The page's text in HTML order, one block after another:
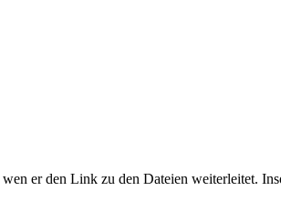
er den Link zu den Dateien weiterleitet.